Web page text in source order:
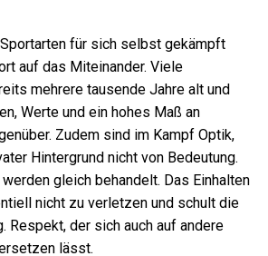
für sich selbst gekämpft
auf das Miteinander. Viele
mehrere tausende Jahre alt und
Werte und ein hohes Maß an
Zudem sind im Kampf Optik,
Hintergrund nicht von Bedeutung.
gleich behandelt. Das Einhalten
nicht zu verletzen und schult die
Respekt, der sich auch auf andere
lässt.